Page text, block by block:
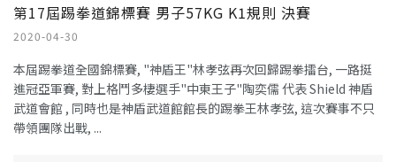
第17屆踢拳道錦標賽 男子57KG K1規則 決賽
2020-04-30
本屆踢拳道全國錦標賽, "神盾王"林孝弦再次回歸踢拳擂台, 一路挺
進冠亞軍賽, 對上格鬥多棲選手"中東王子"陶奕儒 代表 Shield 神盾
武道會館 , 同時也是神盾武道館館長的踢拳王林孝弦, 這次賽事不只
帶領團隊出戰, ...